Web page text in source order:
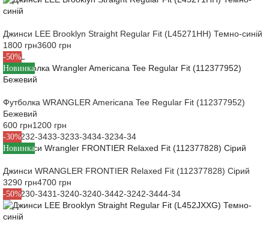
Джинси LEE Brooklyn Straight Regular Fit (L45271HH) Темно-синій
1800 грн3600 грн
-50%
Новинка
MLXL
Футболка WRANGLER Americana Tee Regular Fit (112377952)
Бежевий
600 грн1200 грн
-30%
Новинка
32-3232-3433-3233-3434-3234-34
Джинси WRANGLER FRONTIER Relaxed Fit (112377828) Сірий
3290 грн4700 грн
-50%
30-3230-3431-3240-3240-3442-3242-3444-34